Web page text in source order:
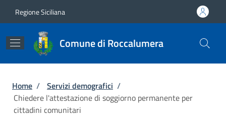
Regione Siciliana
Comune di Roccalumera
Briciole di pane
Home / Servizi demografici /
Chiedere l'attestazione di soggiorno permanente per
cittadini comunitari